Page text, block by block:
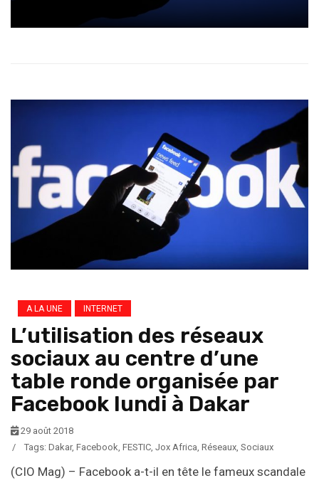
A LA UNE INTERNET
L’utilisation des réseaux
sociaux au centre d’une
table ronde organisée par
Facebook lundi à Dakar
29 août 2018
/
Tags: Dakar, Facebook, FESTIC, Jox Africa, Réseaux, Sociaux
(CIO Mag) – Facebook a-t-il en tête le fameux scandale